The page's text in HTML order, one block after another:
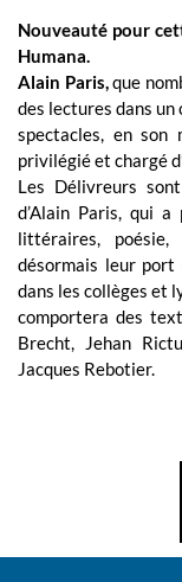
Nouveauté pour
Humana.
Alain Paris,que
des lectures dans
spectacles, en son
privilégié et chargé
Les Délivreurs
d’Alain Paris, qui
littéraires,
désormais leur port
dans les collèges et
comportera des
Brecht, Jehan
Jacques Rebotier.